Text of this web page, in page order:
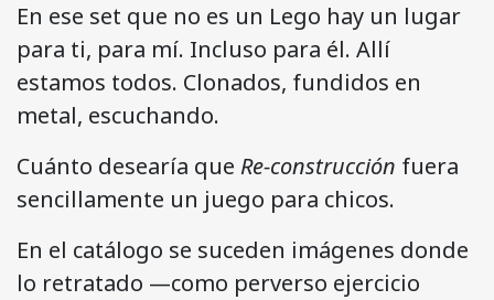
En ese set que no es un Lego hay un lugar
para ti, para mí. Incluso para él. Allí
estamos todos. Clonados, fundidos en
metal, escuchando.
Cuánto desearía que Re-construcción fuera
sencillamente un juego para chicos.
En el catálogo se suceden imágenes donde
lo retratado —como perverso ejercicio